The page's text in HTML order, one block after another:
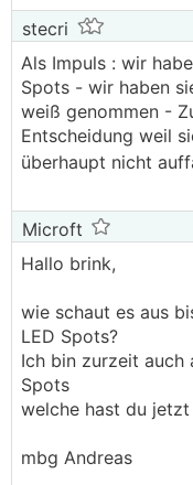
stecri
Als Impuls : wir
Spots - wir haben
weiß genommen -
Entscheidung weil
überhaupt nicht
Microft
Hallo brink,
wie schaut es aus
LED Spots?
Ich bin zurzeit auch
Spots
welche hast du
mbg Andreas